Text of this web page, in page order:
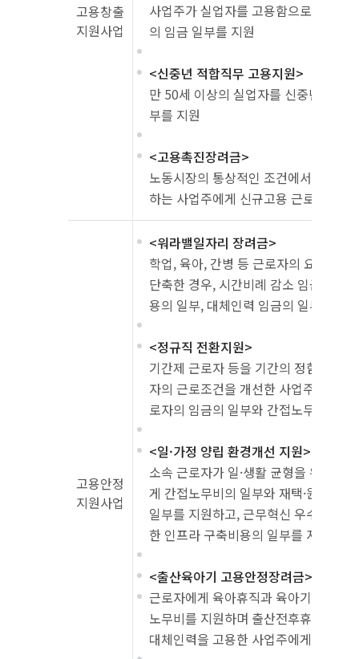
고용창출
지원사업
사업주가 실업자를 고용함으로써 근로
의 임금 일부를 지원
<신중년 적합직무 고용지원>
만 50세 이상의 실업자를 신중년 적합
부를 지원
<고용촉진장려금>
노동시장의 통상적인 조건에서 취업이
하는 사업주에게 신규고용 근로자 임
고용안정
지원사업
<워라밸일자리 장려금>
학업, 육아, 간병 등 근로자의 요청에
단축한 경우, 시간비례 감소 임금보다
용의 일부, 대체인력 임금의 일부를 지
<정규직 전환지원>
기간제 근로자 등을 기간의 정함이 없
자의 근로조건을 개선한 사업주에게
로자의 임금의 일부와 간접노무비 지원
<일·가정 양립 환경개선 지원>
소속 근로자가 일·생활 균형을 위해 유
게 간접노무비의 일부와 재택·원격근
일부를 지원하고, 근무혁신 우수기업
한 인프라 구축비용의 일부를 지원
<출산육아기 고용안정장려금>
근로자에게 육아휴직과 육아기 근로시
노무비를 지원하며 출산전후휴가, 유
대체인력을 고용한 사업주에게 대체인